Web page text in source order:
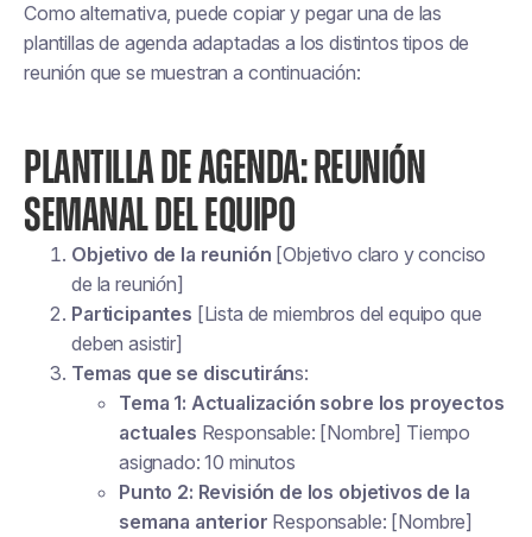
Como alternativa, puede copiar y pegar una de las
plantillas de agenda adaptadas a los distintos tipos de
reunión que se muestran a continuación:
PLANTILLA DE AGENDA: REUNIÓN
SEMANAL DEL EQUIPO
Objetivo de la reunión [Objetivo claro y conciso
de la reunión]
Participantes [Lista de miembros del equipo que
deben asistir]
Temas que se discutiráns:
Tema 1: Actualización sobre los proyectos
actuales Responsable: [Nombre] Tiempo
asignado: 10 minutos
Punto 2: Revisión de los objetivos de la
semana anterior Responsable: [Nombre]